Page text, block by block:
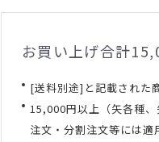
お買い上げ合計
[送料別途]と記載された
15,000円以上（矢各種
注文・分割注文等には適